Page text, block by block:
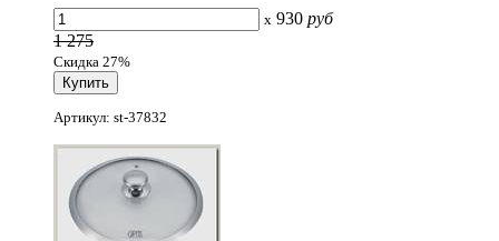
x 930 руб
1 275
Скидка 27%
Артикул: st-37832